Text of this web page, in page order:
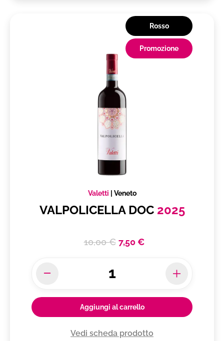
Rosso
Promozione
Valetti | Veneto
VALPOLICELLA DOC 2025
10,00 € 7,50 €
Aggiungi al carrello
Vedi scheda prodotto